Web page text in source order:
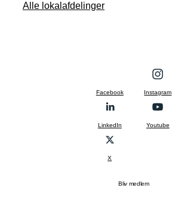
Alle lokalafdelinger
Facebook Instagram
LinkedIn Youtube
X
Bliv medlem